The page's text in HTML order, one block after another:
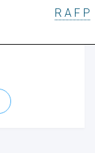
R A F P